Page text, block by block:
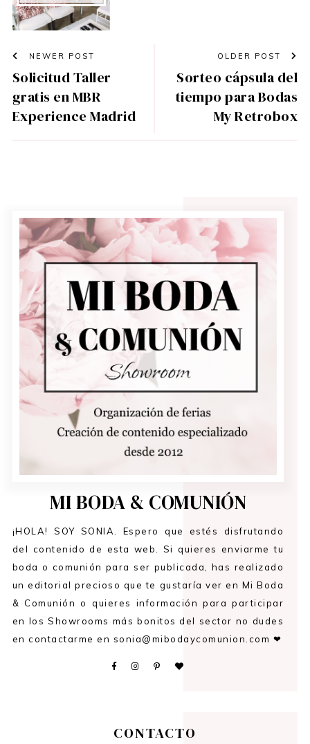
NEWER POST
Solicitud Taller
gratis en MBR
Experience Madrid
OLDER POST
Sorteo cápsula del
tiempo para Bodas
My Retrobox
MI BODA & COMUNIÓN
¡HOLA! SOY SONIA. Espero que estés disfrutando
del contenido de esta web. Si quieres enviarme tu
boda o comunión para ser publicada, has realizado
un editorial precioso que te gustaría ver en Mi Boda
& Comunión o quieres información para participar
en los Showrooms más bonitos del sector no dudes
en contactarme en sonia@mibodaycomunion.com ❤
CONTACTO